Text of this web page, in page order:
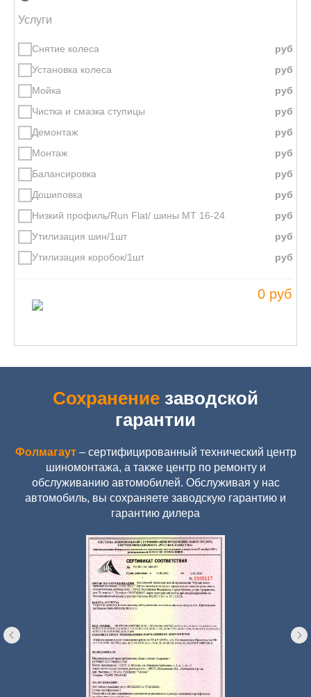
Услуги
Снятие колеса
Установка колеса
Мойка
Чистка и смазка ступицы
Демонтаж
Монтаж
Балансировка
Дошиповка
Низкий профиль/Run Flat/ шины МТ 16-24
Утилизация шин/1шт
Утилизация коробок/1шт
Сохранение заводской
гарантии
Фолмагаут – сертифицированный технический центр
шиномонтажа, а также центр по ремонту и
обслуживанию автомобилей. Обслуживая у нас
автомобиль, вы сохраняете заводскую гарантию и
гарантию дилера